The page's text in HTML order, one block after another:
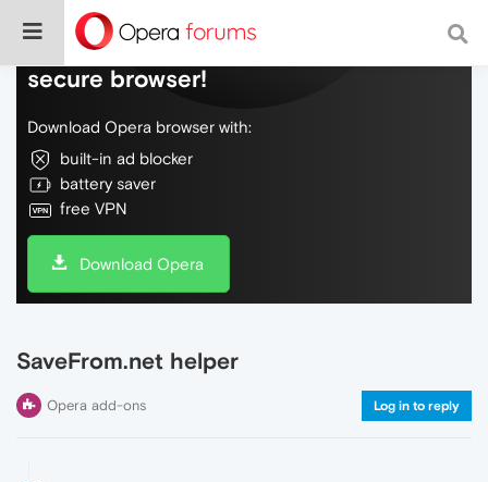
Do more on the web, with a fast and
secure browser!
Download Opera browser with:
built-in ad blocker
battery saver
free VPN
Download Opera
SaveFrom.net helper
Opera add-ons Log in to reply